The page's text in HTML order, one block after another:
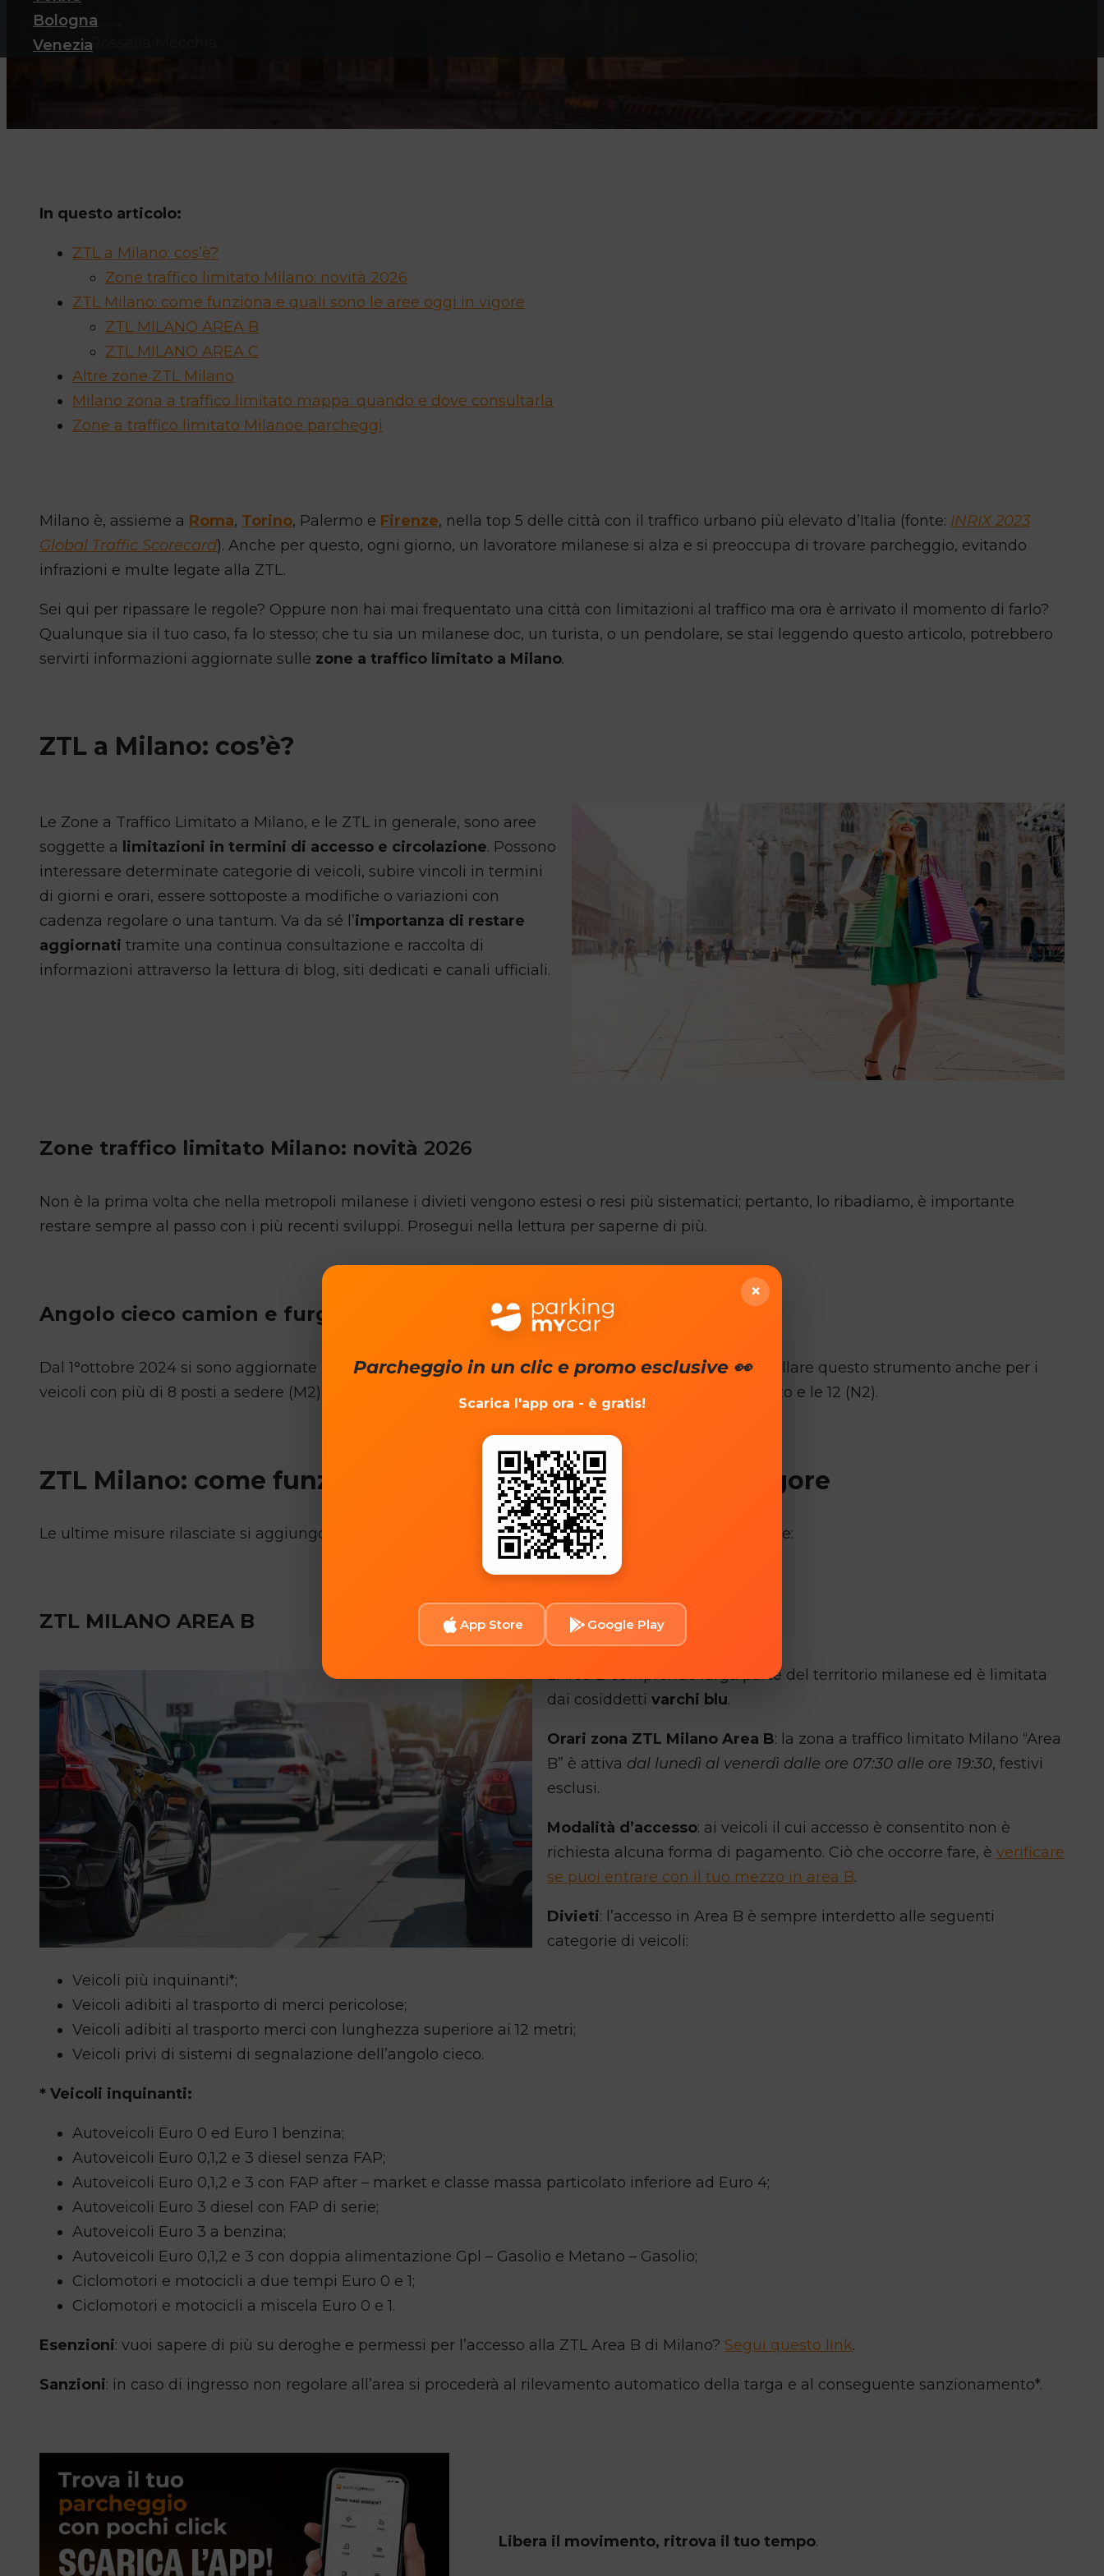
Bologna
Venezia
a cura di
Rossella Mecchia
In questo articolo:
ZTL a Milano: cos’è?
Zone traffico limitato Milano: novità 2026
ZTL Milano: come funziona e quali sono le aree oggi in vigore
ZTL MILANO AREA B
ZTL MILANO AREA C
Altre zone ZTL Milano
Milano zona a traffico limitato mappa: quando e dove consultarla
Zone a traffico limitato Milanoe parcheggi
Milano è, assieme a Roma, Torino, Palermo e Firenze, nella top 5 delle città con il traffico urbano più elevato d’Italia (fonte: INRIX 2023
Global Traffic Scorecard). Anche per questo, ogni giorno, un lavoratore milanese si alza e si preoccupa di trovare parcheggio, evitando
infrazioni e multe legate alla ZTL.
Sei qui per ripassare le regole? Oppure non hai mai frequentato una città con limitazioni al traffico ma ora è arrivato il momento di farlo?
Qualunque sia il tuo caso, fa lo stesso; che tu sia un milanese doc, un turista, o un pendolare, se stai leggendo questo articolo, potrebbero
servirti informazioni aggiornate sulle zone a traffico limitato a Milano.
ZTL a Milano: cos’è?
Le Zone a Traffico Limitato a Milano, e le ZTL in generale, sono aree
soggette a limitazioni in termini di accesso e circolazione. Possono
interessare determinate categorie di veicoli, subire vincoli in termini
di giorni e orari, essere sottoposte a modifiche o variazioni con
cadenza regolare o una tantum. Va da sé l’importanza di restare
aggiornati tramite una continua consultazione e raccolta di
informazioni attraverso la lettura di blog, siti dedicati e canali ufficiali.
Zone traffico limitato Milano: novità 2026
Non è la prima volta che nella metropoli milanese i divieti vengono estesi o resi più sistematici; pertanto, lo ribadiamo, è importante
restare sempre al passo con i più recenti sviluppi. Prosegui nella lettura per saperne di più.
Angolo cieco camion e furgoni
Dal 1°ottobre 2024 si sono aggiornate le norme per isensori per l’angolo cieco, con obbligo di installare questo strumento anche per i
veicoli con più di 8 posti a sedere (M2) e per gli autocarri di peso compreso tra le 3 tonnellate e mezzo e le 12 (N2).
ZTL Milano: come funziona e quali sono le aree oggi in vigore
Le ultime misure rilasciate si aggiungono alle restrizioni già esistenti, che riguardano le seguenti aree:
ZTL MILANO AREA B
L’Area B comprende larga parte del territorio milanese ed è limitata
dai cosiddetti varchi blu.
Orari zona ZTL Milano Area B: la zona a traffico limitato Milano “Area
B” è attiva dal lunedì al venerdì dalle ore 07:30 alle ore 19:30, festivi
esclusi.
Modalità d’accesso: ai veicoli il cui accesso è consentito non è
richiesta alcuna forma di pagamento. Ciò che occorre fare, è verificare
se puoi entrare con il tuo mezzo in area B.
Divieti: l’accesso in Area B è sempre interdetto alle seguenti
categorie di veicoli:
Veicoli più inquinanti*;
Veicoli adibiti al trasporto di merci pericolose;
Veicoli adibiti al trasporto merci con lunghezza superiore ai 12 metri;
Veicoli privi di sistemi di segnalazione dell’angolo cieco.
* Veicoli inquinanti:
Autoveicoli Euro 0 ed Euro 1 benzina;
Autoveicoli Euro 0,1,2 e 3 diesel senza FAP;
Autoveicoli Euro 0,1,2 e 3 con FAP after – market e classe massa particolato inferiore ad Euro 4;
Autoveicoli Euro 3 diesel con FAP di serie;
Autoveicoli Euro 3 a benzina;
Autoveicoli Euro 0,1,2 e 3 con doppia alimentazione Gpl – Gasolio e Metano – Gasolio;
Ciclomotori e motocicli a due tempi Euro 0 e 1;
Ciclomotori e motocicli a miscela Euro 0 e 1.
Esenzioni: vuoi sapere di più su deroghe e permessi per l’accesso alla ZTL Area B di Milano? Segui questo link.
Sanzioni: in caso di ingresso non regolare all’area si procederà al rilevamento automatico della targa e al conseguente sanzionamento*.
Libera il movimento, ritrova il tuo tempo.
×
Parcheggio in un clic e promo esclusive 👀
Scarica l'app ora - è gratis!
App Store Google Play